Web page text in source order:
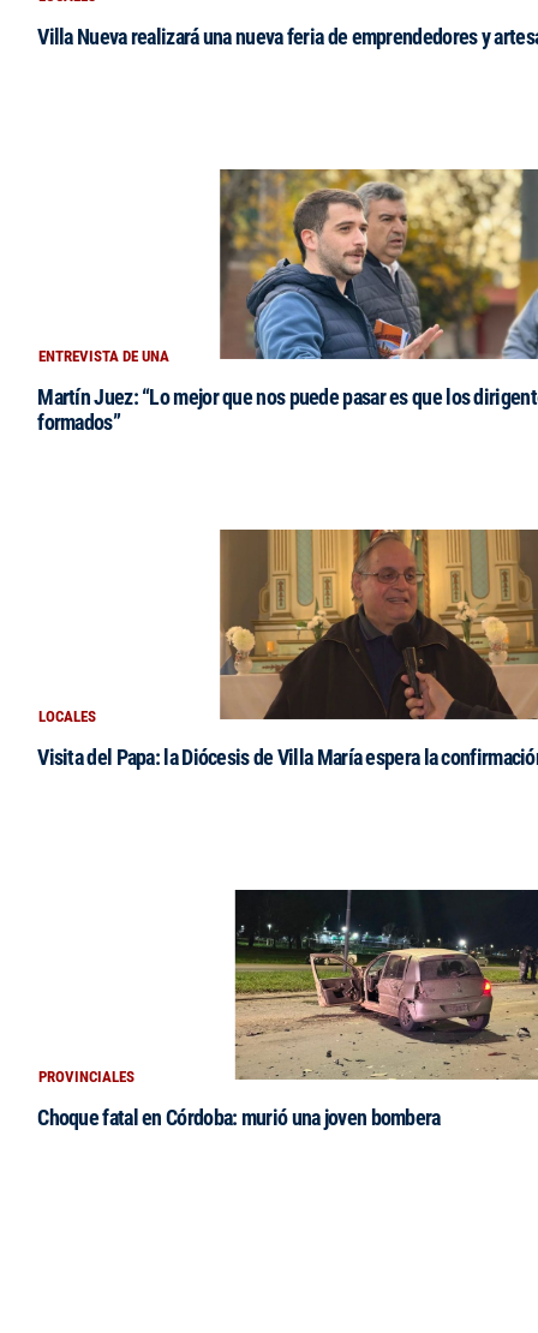
Villa Nueva realizará una nueva feria de emprendedores y
ENTREVISTA DE UNA
Martín Juez: “Lo mejor que nos puede pasar es que los
formados”
LOCALES
Visita del Papa: la Diócesis de Villa María espera la
PROVINCIALES
Choque fatal en Córdoba: murió una joven bombera